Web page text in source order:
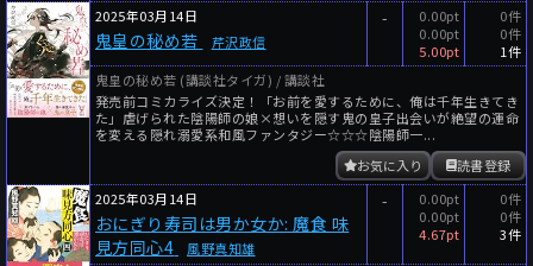
2025年03月14日
鬼皇の秘め若 芹沢政信
-
0.00pt
0.00pt
5.00pt
0件
0件
1件
鬼皇の秘め若 (講談社タイガ) / 講談社
発売前コミカライズ決定！「お前を愛するために、俺は千年生きてき
た」虐げられた陰陽師の娘×想いを隠す鬼の皇子出会いが絶望の運命
を変える隠れ溺愛系和風ファンタジー☆☆☆陰陽師一...
読書登録
お気に入り
2025年03月14日
おにぎり寿司は男か女か: 魔食 味
見方同心4
風野真知雄
-
0.00pt
0.00pt
4.67pt
0件
0件
3件